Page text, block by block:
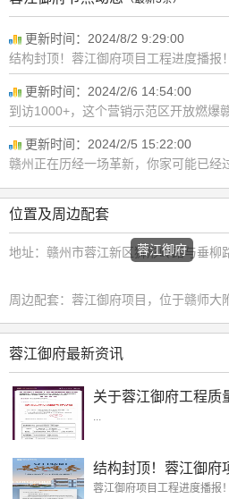
更新时间：2024/8/2 9:29:00
结构封顶！蓉江御府项目工程进度播报
更新时间：2024/2/6 14:54:00
到访1000+，这个营销示范区开放燃爆
更新时间：2024/2/5 15:22:00
赣州正在历经一场革新，你家可能已经
位置及周边配套
地址： 赣州市蓉江新区狮形岭路与垂柳路
蓉江御府
周边配套： 蓉江御府项目，位于赣师大附属二小、蓉江保育院南侧;蓉江新区第一所完中——赣州中学蓉江校区;赣南医科大学、赣州师范专科学院，江西应用职业技术学院、赣南师范大学等多所高等院校。十里花溪公园、狮形
蓉江御府最新资讯
关于蓉江御府工程质
...
结构封顶！蓉江御府
蓉江御府项目工程进度播报